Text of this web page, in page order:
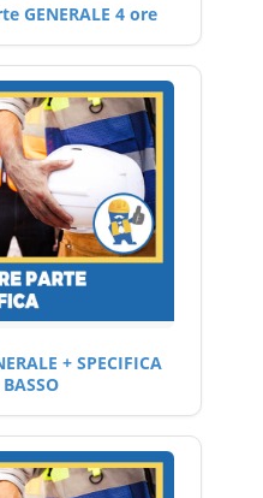
GENERALE 4 ore
+ SPECIFICA